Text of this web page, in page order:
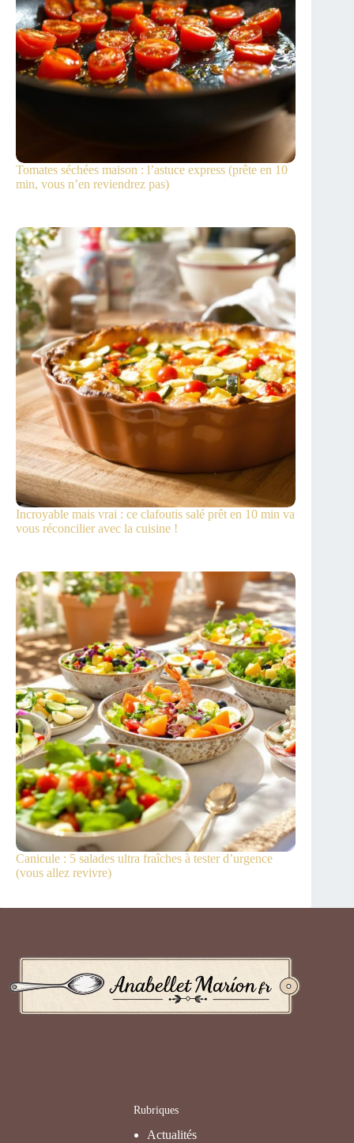
Tomates séchées maison : l’astuce express (prête en 10
min, vous n’en reviendrez pas)
Incroyable mais vrai : ce clafoutis salé prêt en 10 min va
vous réconcilier avec la cuisine !
Canicule : 5 salades ultra fraîches à tester d’urgence
(vous allez revivre)
Rubriques
Actualités